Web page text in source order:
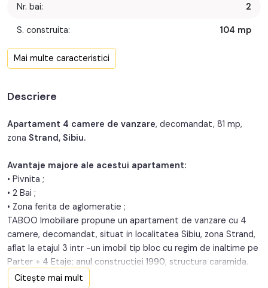
Nr. bai: 2
S. construita: 104 mp
Confort:
Nr. balcoane:
An constructie: 1990
Mai multe caracteristici
Descriere
Apartament 4 camere de vanzare, decomandat, 81 mp,
zona Strand, Sibiu.
Avantaje majore ale acestui apartament:
• Pivnita ;
• 2 Bai ;
• Zona ferita de aglomeratie ;
TABOO Imobiliare propune un apartament de vanzare cu 4
camere, decomandat, situat in localitatea Sibiu, zona Strand,
aflat la etajul 3 intr -un imobil tip bloc cu regim de inaltime pe
Parter + 4 Etaje; anul constructiei 1990, structura caramida.
Suprafata utila de 81 mp + 1 balcon de 4 mp + 1 balcon de 3
Citește mai mult